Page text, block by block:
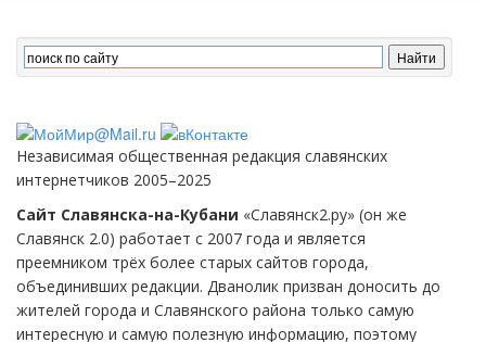
Независимая общественная редакция славянских
интернетчиков 2005–2025
Сайт Славянска-на-Кубани «Славянск2.ру» (он же
Славянск 2.0) работает с 2007 года и является
преемником трёх более старых сайтов города,
объединивших редакции. Дванолик призван доносить до
жителей города и Славянского района только самую
интересную и самую полезную информацию, поэтому